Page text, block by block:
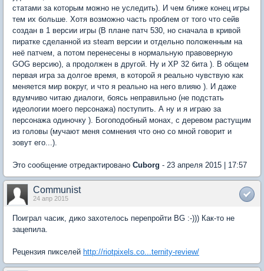
статами за которым можно не уследить). И чем ближе конец игры
тем их больше. Хотя возможно часть проблем от того что сейв
создан в 1 версии игры (В плане патч 530, но сначала в кривой
пиратке сделанной из steam версии и отдельно положенным на
неё патчем, а потом перенесены в нормальную правоверную
GOG версию), а продолжен в другой. Ну и XP 32 бита ). В общем
первая игра за долгое время, в которой я реально чувствую как
меняется мир вокруг, и что я реально на него влияю ). И даже
вдумчиво читаю диалоги, боясь неправильно (не подстать
идеологии моего персонажа) поступить. А ну и я играю за
персонажа одиночку ). Богоподобный монах, с деревом растущим
из головы (мучают меня сомнения что оно со мной говорит и
зовут его...).
Это сообщение отредактировано Cuborg - 23 апреля 2015 | 17:57
Communist
24 апр 2015
Поиграл часик, дико захотелось перепройти BG :-))) Как-то не
зацепила.
Рецензия пикселей http://riotpixels.co...ternity-review/